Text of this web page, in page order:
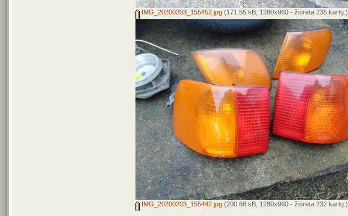
IMG_20200203_155452.jpg(171.55 kB, 1280x960 - žiūrėta 235 kartų.)
IMG_20200203_155442.jpg(200.68 kB, 1280x960 - žiūrėta 232 kartų.)